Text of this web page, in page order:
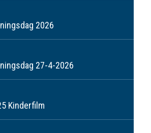
2026
27-4-2026
Kinderfilm